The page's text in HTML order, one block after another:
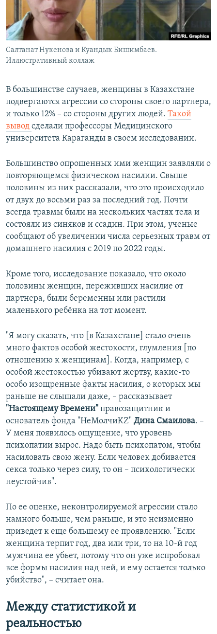
Салтанат Нукенова и Куандык Бишимбаев.
Иллюстративный коллаж
В большинстве случаев, женщины в Казахстане
подвергаются агрессии со стороны своего партнера,
и только 12% – со стороны других людей. Такой
вывод сделали профессоры Медицинского
университета Караганды в своем исследовании.
Большинство опрошенных ими женщин заявляли о
повторяющемся физическом насилии. Свыше
половины из них рассказали, что это происходило
от двух до восьми раз за последний год. Почти
всегда травмы были на нескольких частях тела и
состояли из синяков и ссадин. При этом, ученые
сообщают об увеличении числа серьезных травм от
домашнего насилия с 2019 по 2022 годы.
Кроме того, исследование показало, что около
половины женщин, переживших насилие от
партнера, были беременны или растили
маленького ребёнка на тот момент.
"Я могу сказать, что [в Казахстане] стало очень
много фактов особой жестокости, глумления [по
отношению к женщинам]. Когда, например, с
особой жестокостью убивают жертву, какие-то
особо изощренные факты насилия, о которых мы
раньше не слышали даже, – рассказывает
"Настоящему Времени" правозащитник и
основатель фонда "НеМолчиKZ" Дина Смаилова. –
У меня появилось ощущение, что уровень
психопатии вырос. Надо быть психопатом, чтобы
насиловать свою жену. Если человек добивается
секса только через силу, то он – психологически
неустойчив".
По ее оценке, неконтролируемой агрессии стало
намного больше, чем раньше, и это неизменно
приведет к еще большему ее проявлению. "Если
женщина терпит год, два или три, то на 10-й год
мужчина ее убьет, потому что он уже испробовал
все формы насилия над ней, и ему остается только
убийство", – считает она.
Между статистикой и
реальностью